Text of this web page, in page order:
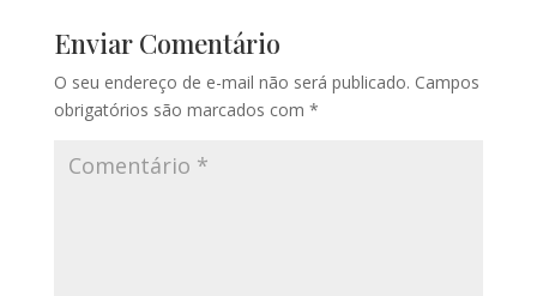
Enviar Comentário
O seu endereço de e-mail não será publicado. Campos
obrigatórios são marcados com *